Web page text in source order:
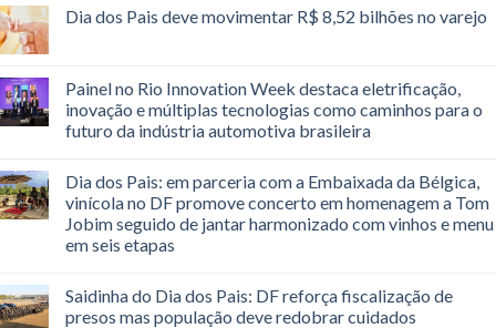
Dia dos Pais deve movimentar R$ 8,52 bilhões no varejo
Painel no Rio Innovation Week destaca eletrificação,
inovação e múltiplas tecnologias como caminhos para o
futuro da indústria automotiva brasileira
Dia dos Pais: em parceria com a Embaixada da Bélgica,
vinícola no DF promove concerto em homenagem a Tom
Jobim seguido de jantar harmonizado com vinhos e menu
em seis etapas
Saidinha do Dia dos Pais: DF reforça fiscalização de
presos mas população deve redobrar cuidados